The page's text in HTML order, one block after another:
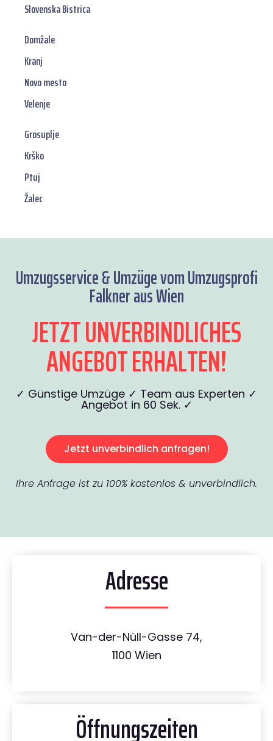
Slovenska Bistrica
Domžale
Kranj
Novo mesto
Velenje
Grosuplje
Krško
Ptuj
Žalec
Umzugsservice & Umzüge vom Umzugsprofi
Falkner aus Wien
JETZT UNVERBINDLICHES
ANGEBOT ERHALTEN!
✓ Günstige Umzüge ✓ Team aus Experten ✓
Angebot in 60 Sek. ✓
Jetzt unverbindlich anfragen!
Ihre Anfrage ist zu 100% kostenlos & unverbindlich.
Adresse
Van-der-Nüll-Gasse 74,
1100 Wien
Öffnungszeiten